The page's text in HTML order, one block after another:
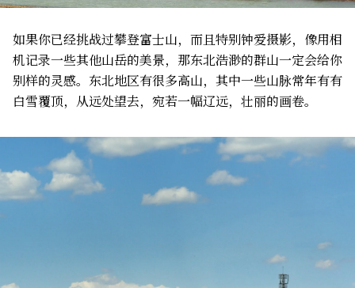
如果你已经挑战过攀登富士山，而且特别钟爱摄影，像用相
机记录一些其他山岳的美景，那东北浩渺的群山一定会给你
别样的灵感。东北地区有很多高山，其中一些山脉常年有有
白雪覆顶，从远处望去，宛若一幅辽远，壮丽的画卷。